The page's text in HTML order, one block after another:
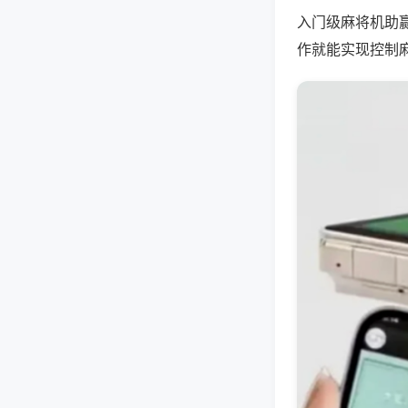
入门级麻将机助
作就能实现控制